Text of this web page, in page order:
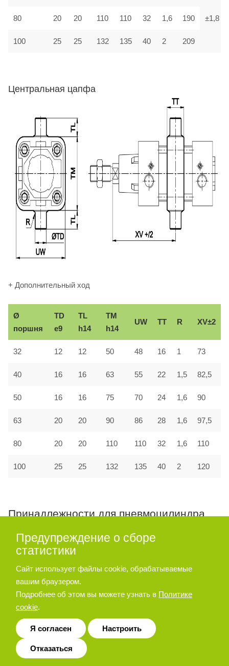
±1,8
80 20 20 110 110 32 1,6 190
100 25 25 132 135 40 2 209
Центральная цапфа
+ Дополнительный ход
Ø
поршня
TD
e9
TL
h14
TM
h14
UW TT R XV±2
32 12 12 50 48 16 1 73
40 16 16 63 55 22 1,5 82,5
50 16 16 75 70 24 1,6 90
63 20 20 90 86 28 1,6 97,5
80 20 20 110 110 32 1,6 110
100 25 25 132 135 40 2 120
Принадлежности для пневмоцилиндра
Опора угловая
Предупреждение о сборе
статистики
Сайт использует файлы cookie, обрабатываемые
вашим браузером.
Подробнее об этом вы можете узнать в Политике
cookie.
Я согласен Настроить
Отказаться